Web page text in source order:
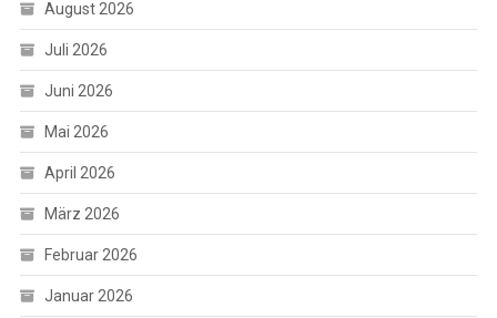
August 2026
Juli 2026
Juni 2026
Mai 2026
April 2026
März 2026
Februar 2026
Januar 2026